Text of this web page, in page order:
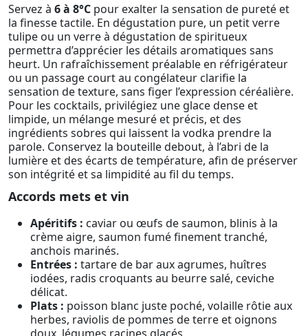
Servez à 6 à 8°C pour exalter la sensation de pureté et
la finesse tactile. En dégustation pure, un petit verre
tulipe ou un verre à dégustation de spiritueux
permettra d’apprécier les détails aromatiques sans
heurt. Un rafraîchissement préalable en réfrigérateur
ou un passage court au congélateur clarifie la
sensation de texture, sans figer l’expression céréalière.
Pour les cocktails, privilégiez une glace dense et
limpide, un mélange mesuré et précis, et des
ingrédients sobres qui laissent la vodka prendre la
parole. Conservez la bouteille debout, à l’abri de la
lumière et des écarts de température, afin de préserver
son intégrité et sa limpidité au fil du temps.
Accords mets et vin
Apéritifs : caviar ou œufs de saumon, blinis à la
crème aigre, saumon fumé finement tranché,
anchois marinés.
Entrées : tartare de bar aux agrumes, huîtres
iodées, radis croquants au beurre salé, ceviche
délicat.
Plats : poisson blanc juste poché, volaille rôtie aux
herbes, raviolis de pommes de terre et oignons